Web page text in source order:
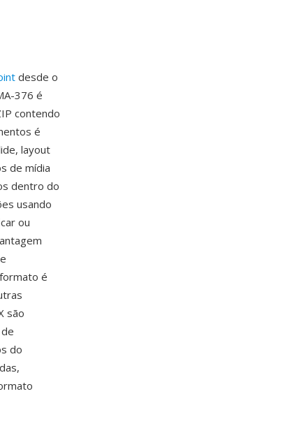
desde o
376 é
contendo
é
layout
de mídia
dentro do
usando
ou
é
são
do